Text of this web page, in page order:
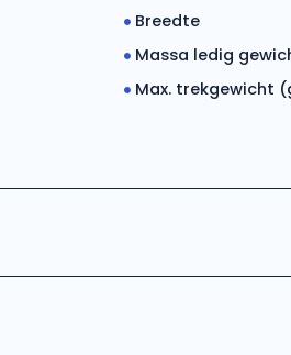
Breedte
Massa ledig
Max. trekgewicht